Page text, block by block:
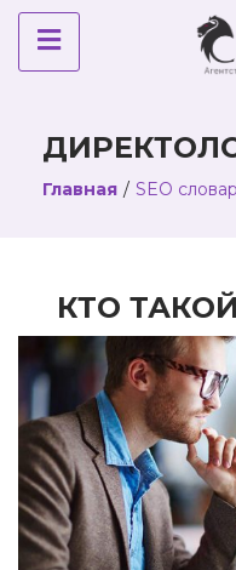
Главная / SEO
КТО